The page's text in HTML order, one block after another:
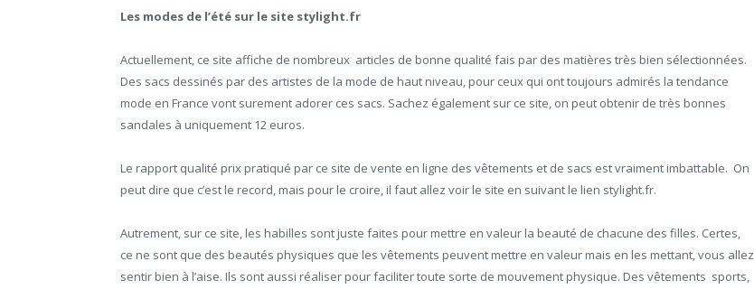
Les modes de l’été sur le site stylight.fr
Actuellement, ce site affiche de nombreux articles de bonne qualité fais par des matières très bien sélectionnées.
Des sacs dessinés par des artistes de la mode de haut niveau, pour ceux qui ont toujours admirés la tendance
mode en France vont surement adorer ces sacs. Sachez également sur ce site, on peut obtenir de très bonnes
sandales à uniquement 12 euros.
Le rapport qualité prix pratiqué par ce site de vente en ligne des vêtements et de sacs est vraiment imbattable. On
peut dire que c’est le record, mais pour le croire, il faut allez voir le site en suivant le lien stylight.fr.
Autrement, sur ce site, les habilles sont juste faites pour mettre en valeur la beauté de chacune des filles. Certes,
ce ne sont que des beautés physiques que les vêtements peuvent mettre en valeur mais en les mettant, vous allez
sentir bien à l’aise. Ils sont aussi réaliser pour faciliter toute sorte de mouvement physique. Des vêtements sports,